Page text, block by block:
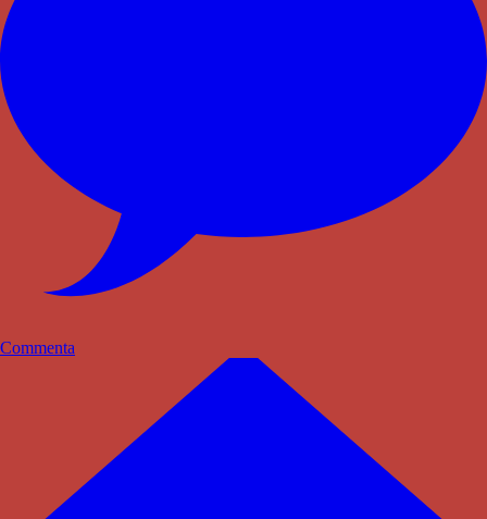
Commenta